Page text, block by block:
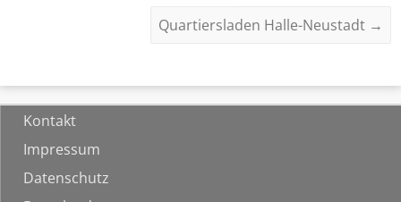
Quartiersladen Halle-Neustadt →
Kontakt
Impressum
Datenschutz